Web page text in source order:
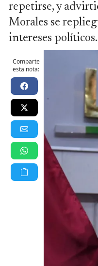
repetirse, y
Morales se
intereses políticos.
Comparte
esta nota: